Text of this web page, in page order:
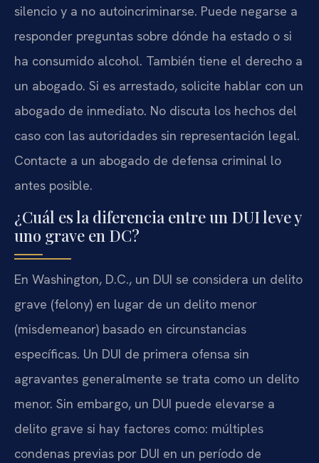
silencio y a no autoincriminarse. Puede negarse a
responder preguntas sobre dónde ha estado o si
ha consumido alcohol. También tiene el derecho a
un abogado. Si es arrestado, solicite hablar con un
abogado de inmediato. No discuta los hechos del
caso con las autoridades sin representación legal.
Contacte a un abogado de defensa criminal lo
antes posible.
¿Cuál es la diferencia entre un DUI leve y
uno grave en DC?
En Washington, D.C., un DUI se considera un delito
grave (felony) en lugar de un delito menor
(misdemeanor) basado en circunstancias
específicas. Un DUI de primera ofensa sin
agravantes generalmente se trata como un delito
menor. Sin embargo, un DUI puede elevarse a
delito grave si hay factores como: múltiples
condenas previas por DUI en un período de